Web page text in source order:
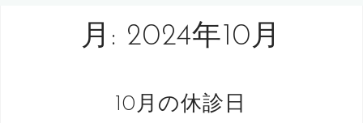
ッ
プ
月: 2024年10月
10月の休診日